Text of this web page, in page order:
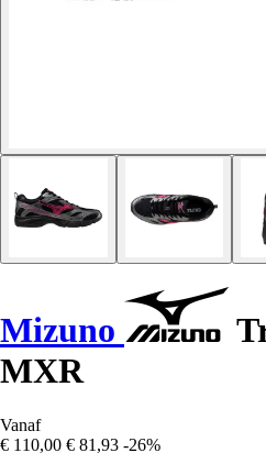
Mizuno
MXR
Vanaf
€ 110,00 € 81,93 -26%